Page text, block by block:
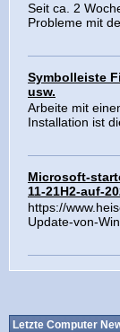
Seit ca. 2
Probleme mit
Symbolleiste
usw.
Arbeite mit
Installation ist
Microsoft-
11-21H2-auf-
https://
Update-von-
Letzte Computer